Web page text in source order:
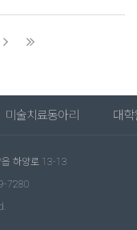
미술치료동아리 대
하양로 13-13
7280